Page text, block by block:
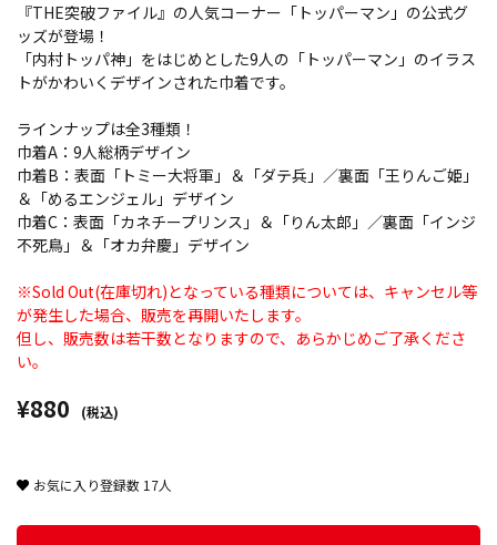
『THE突破ファイル』の人気コーナー「トッパーマン」の公式グ
ッズが登場！
「内村トッパ神」をはじめとした9人の「トッパーマン」のイラス
トがかわいくデザインされた巾着です。
ラインナップは全3種類！
巾着A：9人総柄デザイン
巾着B：表面「トミー大将軍」＆「ダテ兵」／裏面「王りんご姫」
＆「めるエンジェル」デザイン
巾着C：表面「カネチープリンス」＆「りん太郎」／裏面「インジ
不死鳥」＆「オカ弁慶」デザイン
※Sold Out(在庫切れ)となっている種類については、キャンセル等
が発生した場合、販売を再開いたします。
但し、販売数は若干数となりますので、あらかじめご了承くださ
い。
¥880 (税込)
お気に入り登録数 17人